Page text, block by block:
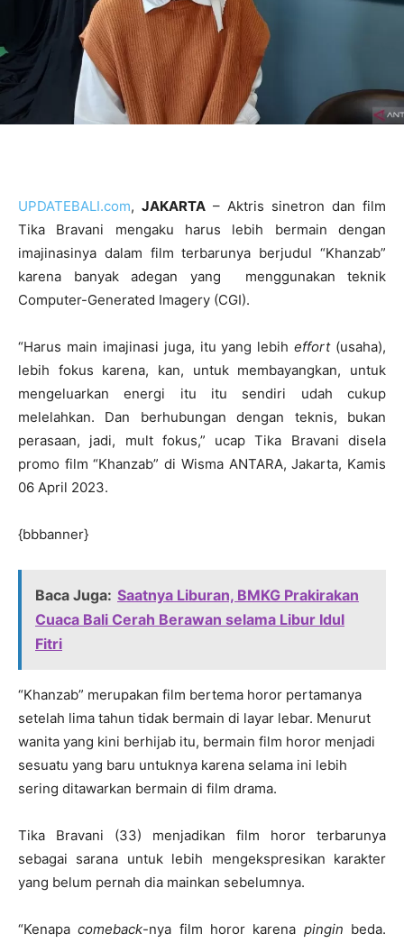
UPDATEBALI.com, JAKARTA – Aktris sinetron dan film
Tika Bravani mengaku harus lebih bermain dengan
imajinasinya dalam film terbarunya berjudul “Khanzab”
karena banyak adegan yang menggunakan teknik
Computer-Generated Imagery (CGI).
“Harus main imajinasi juga, itu yang lebiheffort(usaha),
lebih fokus karena, kan, untuk membayangkan, untuk
mengeluarkan energi itu itu sendiri udah cukup
melelahkan. Dan berhubungan dengan teknis, bukan
perasaan, jadi, mult fokus,” ucap Tika Bravani disela
promo film “Khanzab” di Wisma ANTARA, Jakarta, Kamis
06 April 2023.
{bbbanner}
Baca Juga: Saatnya Liburan, BMKG Prakirakan
Cuaca Bali Cerah Berawan selama Libur Idul
Fitri
“Khanzab” merupakan film bertema horor pertamanya
setelah lima tahun tidak bermain di layar lebar. Menurut
wanita yang kini berhijab itu, bermain film horor menjadi
sesuatu yang baru untuknya karena selama ini lebih
sering ditawarkan bermain di film drama.
Tika Bravani (33) menjadikan film horor terbarunya
sebagai sarana untuk lebih mengekspresikan karakter
yang belum pernah dia mainkan sebelumnya.
“Kenapacomeback-nya film horor karena pingin beda.